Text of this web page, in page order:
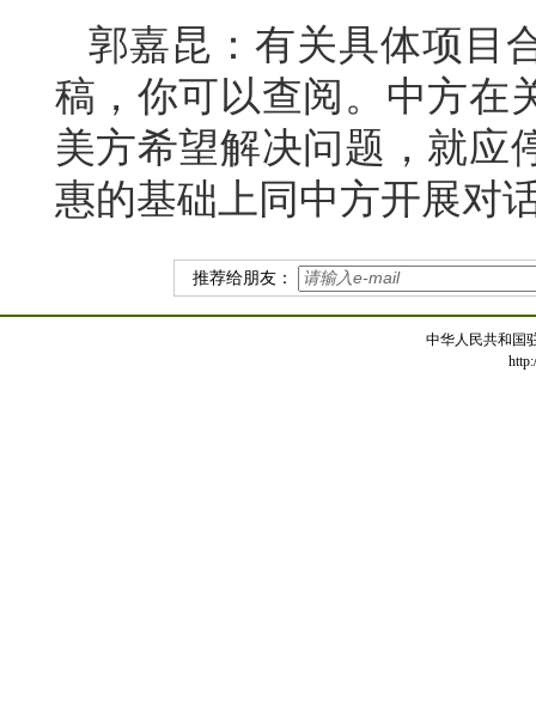
郭嘉昆：有关具体项目
稿，你可以查阅。中方在
美方希望解决问题，就应
惠的基础上同中方开展对
推荐给朋友：
中华人民共和国